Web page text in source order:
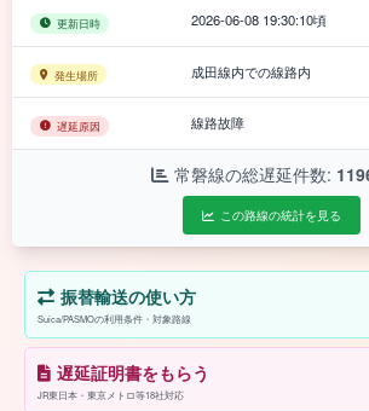
更新日時 2026-06-08 19:30:10頃
発生場所 成田線内での線路内
遅延原因 線路故障
常磐線の総遅延件数:
この路線の統計を見る
振替輸送の使い方
Suica/PASMOの利用条件・対象路線
遅延証明書をもらう
JR東日本・東京メトロ等18社対応